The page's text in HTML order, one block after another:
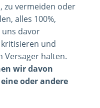
zu vermeiden oder
alles 100%,
davor
und
Versager halten.
wir davon
oder andere